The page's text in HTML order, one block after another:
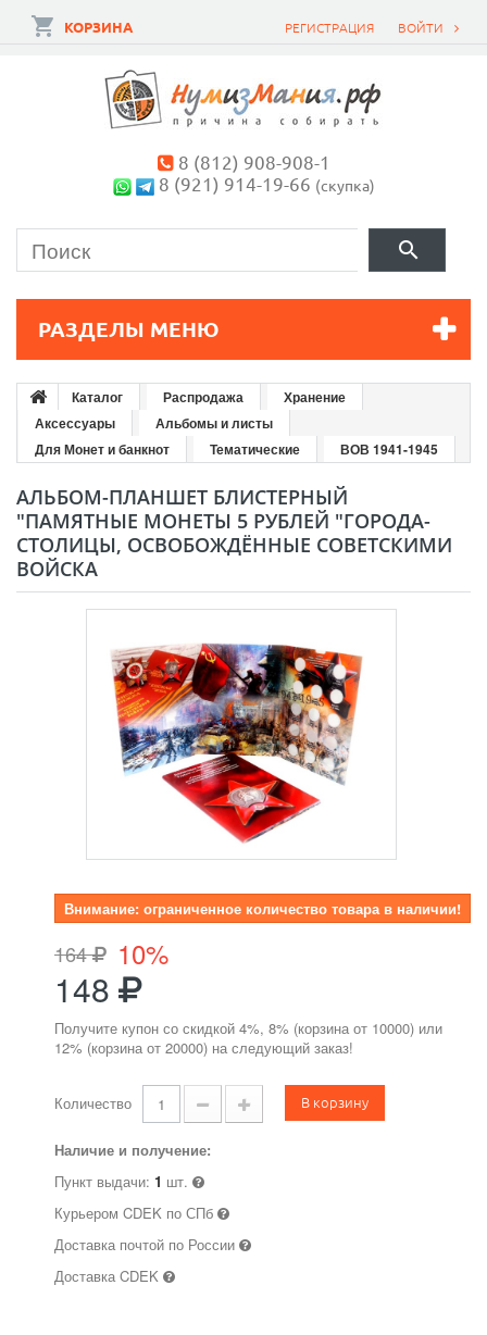
ВОЙТИ
РЕГИСТРАЦИЯ
КОРЗИНА
8 (812) 908-908-1
8 (921) 914-19-66 (скупка)
РАЗДЕЛЫ МЕНЮ
Каталог Распродажа
Хранение
Аксессуары
Альбомы и листы
Для Монет и банкнот
Тематические ВОВ 1941-1945
АЛЬБОМ-ПЛАНШЕТ БЛИСТЕРНЫЙ
"ПАМЯТНЫЕ МОНЕТЫ 5 РУБЛЕЙ "ГОРОДА-
СТОЛИЦЫ, ОСВОБОЖДЁННЫЕ СОВЕТСКИМИ
ВОЙСКА
Внимание: ограниченное количество товара в наличии!
164 10%
148
Получите купон со скидкой 4%, 8% (корзина от 10000) или
12% (корзина от 20000) на следующий заказ!
Количество В корзину
Наличие и получение:
Пункт выдачи: 1 шт.
Курьером CDEK по СПб
Доставка почтой по России
Доставка CDEK